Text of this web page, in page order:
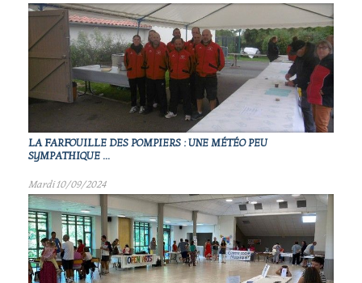
LA FARFOUILLE DES POMPIERS : UNE MÉTÉO PEU
SYMPATHIQUE ...
Mardi 10/09/2024